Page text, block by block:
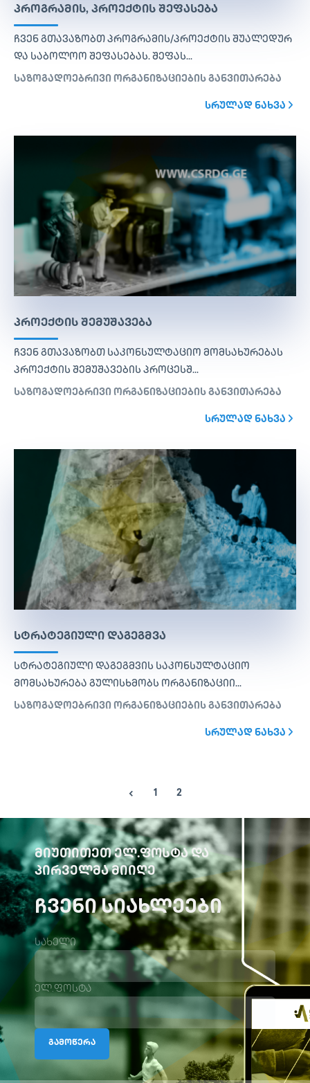
ᲞᲠᲝᲒᲠᲐᲛᲘᲡ, ᲞᲠᲝᲔᲥᲢᲘᲡ ᲨᲔᲤᲐᲡᲔᲑᲐ
ჩვენ გთავაზობთ პროგრამის/პროექტის შუალედურ
და საბოლოო შეფასებას. შეფას...
საზოგადოებრივი ორგანიზაციების განვითარება
ᲡᲠᲣᲚᲐᲓ ᲜᲐᲮᲕᲐ
ᲞᲠᲝᲔᲥᲢᲘᲡ ᲨᲔᲛᲣᲨᲐᲕᲔᲑᲐ
ჩვენ გთავაზობთ საკონსულტაციო მომსახურებას
პროექტის შემუშავების პროცესშ...
საზოგადოებრივი ორგანიზაციების განვითარება
ᲡᲠᲣᲚᲐᲓ ᲜᲐᲮᲕᲐ
ᲡᲢᲠᲐᲢᲔᲒᲘᲣᲚᲘ ᲓᲐᲒᲔᲒᲛᲕᲐ
სტრატეგიული დაგეგმვის საკონსულტაციო
მომსახურება გულისხმობს ორგანიზაციი...
საზოგადოებრივი ორგანიზაციების განვითარება
ᲡᲠᲣᲚᲐᲓ ᲜᲐᲮᲕᲐ
1 2
ᲛᲘᲣᲗᲘᲗᲔᲗ ᲔᲚ.ᲤᲝᲡᲢᲐ ᲓᲐ
ᲞᲘᲠᲕᲔᲚᲛᲐ ᲛᲘᲘᲦᲔ
ᲩᲕᲔᲜᲘ ᲡᲘᲐᲮᲚᲔᲔᲑᲘ
სახელი
ელ.ფოსტა
გამოწერა